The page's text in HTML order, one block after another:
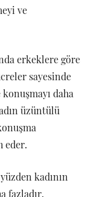
ve
erkeklere göre
sayesinde
daha
üzüntülü
eder.
kadının
fazladır.